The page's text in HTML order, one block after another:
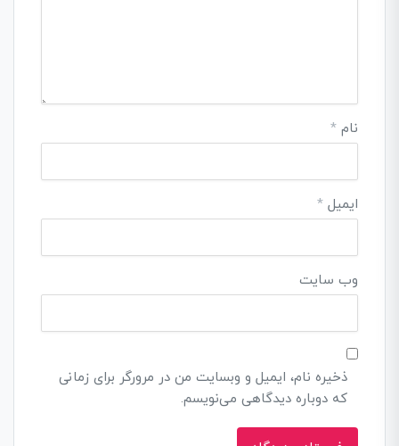
نام *
ایمیل *
وب‌ سایت
ذخیره نام، ایمیل و وبسایت من در مرورگر برای زمانی
که دوباره دیدگاهی می‌نویسم.